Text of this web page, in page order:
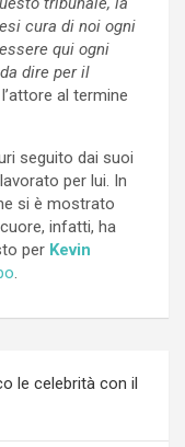
cura di noi ogni
qui ogni
dire per il
al termine
seguito dai suoi
per lui. In
si è mostrato
infatti, ha
per Kevin
.
le celebrità con il